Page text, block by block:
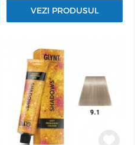
VEZI PRODUSUL